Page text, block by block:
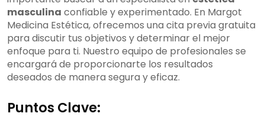
masculina confiable y experimentado. En Margot
Medicina Estética, ofrecemos una cita previa gratuita
para discutir tus objetivos y determinar el mejor
enfoque para ti. Nuestro equipo de profesionales se
encargará de proporcionarte los resultados
deseados de manera segura y eficaz.
Puntos Clave: